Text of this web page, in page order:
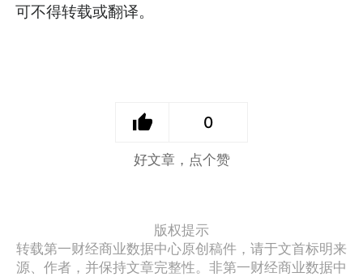
可不得转载或翻译。
0
好文章，点个赞
版权提示
转载第一财经商业数据中心原创稿件，请于文首标明来
源、作者，并保持文章完整性。非第一财经商业数据中